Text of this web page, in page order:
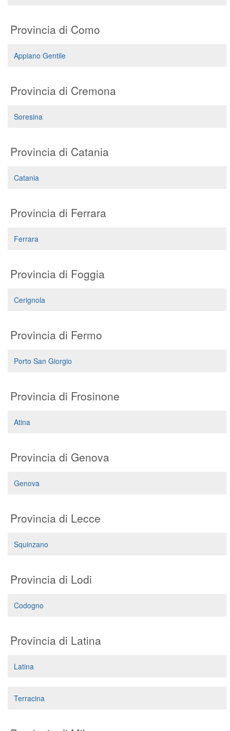
Provincia di Como
Appiano Gentile
Provincia di Cremona
Soresina
Provincia di Catania
Catania
Provincia di Ferrara
Ferrara
Provincia di Foggia
Cerignola
Provincia di Fermo
Porto San Giorgio
Provincia di Frosinone
Atina
Provincia di Genova
Genova
Provincia di Lecce
Squinzano
Provincia di Lodi
Codogno
Provincia di Latina
Latina
Terracina